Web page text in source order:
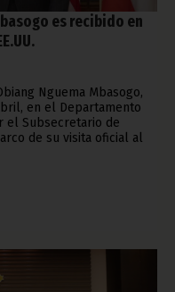
es recibido en
Nguema Mbasogo,
en el Departamento
el Subsecretario de
de su visita oficial al